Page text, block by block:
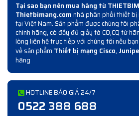
Tại sao bạn nên mua hàng từ
Thietbimang.comnhà phân phối thiết bị
tại Việt Nam. Sản phẩm được chúng tôi
chính hãng, có đầy đủ giấy tờ CO,CQ từ
lòng liên hệ trực tiếp với chúng tôi nếu
về sản phẩm Thiết bị mạng Cisco,
hãng
HOTLINE BÁO GIÁ 24/7
0522 388 688